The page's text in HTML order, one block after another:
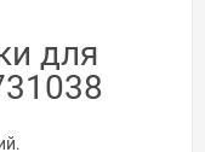
для